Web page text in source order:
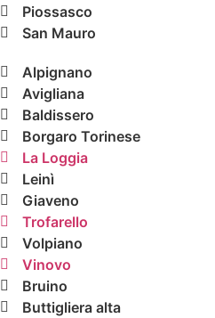
Piossasco
San Mauro
Alpignano
Avigliana
Baldissero
Borgaro Torinese
La Loggia
Leinì
Giaveno
Trofarello
Volpiano
Vinovo
Bruino
Buttigliera alta